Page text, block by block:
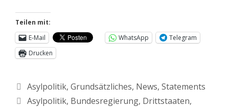
Teilen mit:
E-Mail
WhatsApp
Telegram
Drucken
Asylpolitik, Grundsätzliches, News, Statements
Asylpolitik, Bundesregierung, Drittstaaten,